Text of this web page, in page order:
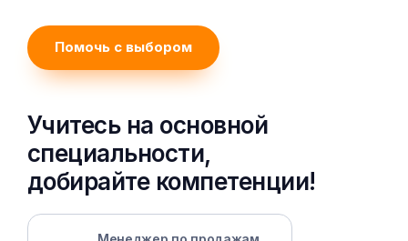
Помочь с выбором
Учитесь на основной
специальности,
добирайте компетенции!